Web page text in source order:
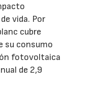
vida. Por
cubre
su consumo
fotovoltaica
de 2,9